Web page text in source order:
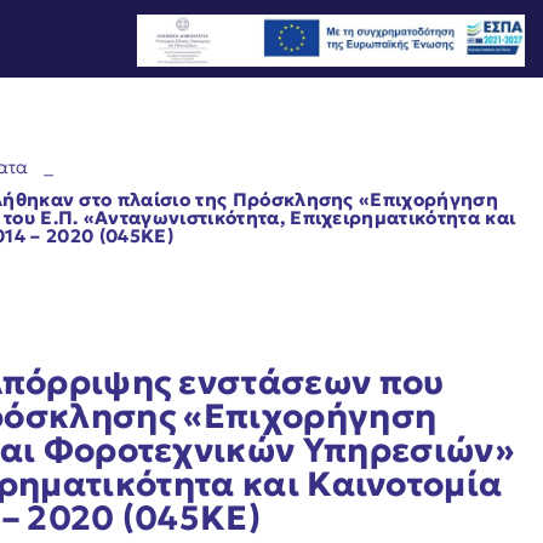
στο πλαίσιο της Πρόσκλησης «Επιχορήγηση
Ε.Π. «Ανταγωνιστικότητα, Επιχειρηματικότητα και
– 2020 (045ΚΕ)
ενστάσεων που
«Επιχορήγηση
Φοροτεχνικών Υπηρεσιών»
και Καινοτομία
2020 (045ΚΕ)